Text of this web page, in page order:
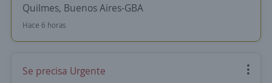
Quilmes, Buenos Aires-GBA
Hace 6 horas
Se precisa Urgente